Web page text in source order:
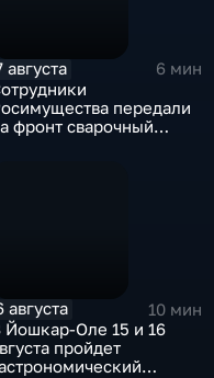
августа
6 мин
передали
фронт сварочный
августа
10 мин
Йошкар-Оле 15 и 16
пройдет